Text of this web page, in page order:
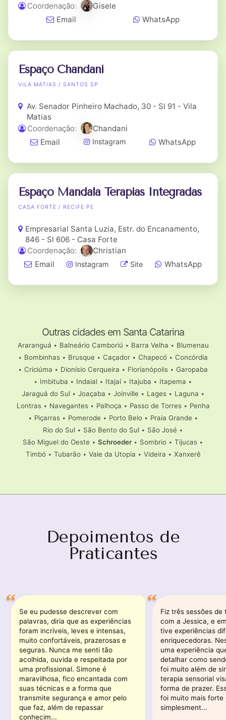
Coordenação:
Gisele
Email
WhatsApp
Espaço Chandani
VILA MATIAS / SANTOS SP
Av. Senador Pinheiro Machado, 30 - Sl 91 - Vila
Matias
Coordenação:
Chandani
Email
Instagram WhatsApp
Espaço Mandala Terapias Integradas
CASA FORTE / RECIFE PE
Empresarial Santa Luzia, Estr. do Encanamento,
846 - Sl 606 - Casa Forte
Coordenação:
Christian
Email
Instagram Site WhatsApp
Outras cidades em Santa Catarina
Araranguá • Balneário Camboriú • Barra Velha • Blumenau
• Bombinhas • Brusque • Caçador • Chapecó • Concórdia
• Criciúma • Dionísio Cerqueira • Florianópolis • Garopaba
• Imbituba • Indaial • Itajaí• Itajuba • Itapema •
Jaraguá do Sul • Joaçaba • Joinville • Lages• Laguna •
Lontras• Navegantes• Palhoça • Passo de Torres• Penha
• Piçarras• Pomerode • Porto Belo• Praia Grande •
Rio do Sul • São Bento do Sul • São José •
São Miguel do Oeste • Schroeder • Sombrio • Tijucas •
Timbó• Tubarão• Vale da Utopia • Videira • Xanxerê
Depoimentos de
Praticantes
Se eu pudesse descrever com
palavras, diria que as experiências
foram incríveis, leves e intensas,
muito confortáveis, prazerosas e
seguras. Nunca me senti tão
acolhida, ouvida e respeitada por
uma profissional. Simone é
maravilhosa, fico encantada com
suas técnicas e a forma que
transmite segurança e amor pelo
que faz, além de repassar
conhecim...
Fiz três sessões
com a Jessica, e
tive experiências
enriquecedoras.
uma experiência
detalhar como
foi muito além de
terapia sensorial
forma de prazer.
foi muito mais forte
simplesment...